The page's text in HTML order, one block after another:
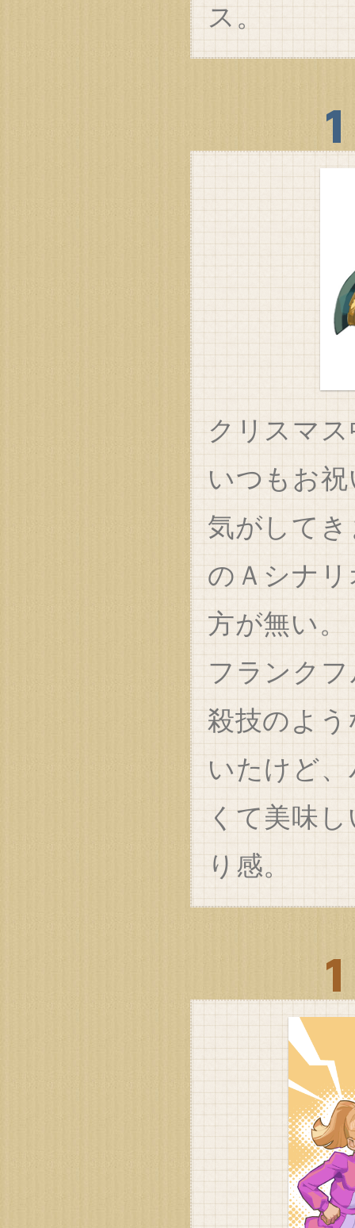
ス。
クリスマ
いつもお
気がして
のＡシナ
方が無い。
フランク
殺技のよ
いたけど
くて美味
り感。